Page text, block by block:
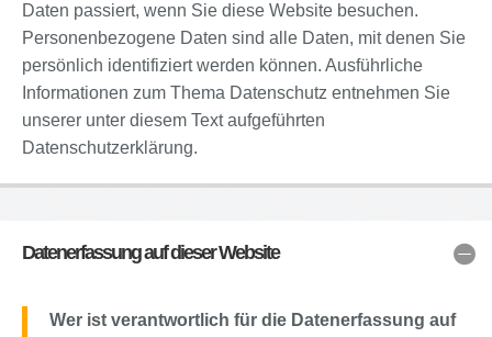
Daten passiert, wenn Sie diese Website besuchen.
Personenbezogene Daten sind alle Daten, mit denen Sie
persönlich identifiziert werden können. Ausführliche
Informationen zum Thema Datenschutz entnehmen Sie
unserer unter diesem Text aufgeführten
Datenschutzerklärung.
Datenerfassung auf dieser Website
Wer ist verantwortlich für die Datenerfassung auf